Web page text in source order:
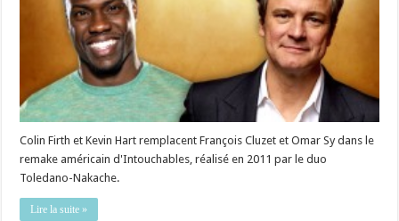
Colin Firth et Kevin Hart remplacent François Cluzet et Omar Sy dans le
remake américain d'Intouchables, réalisé en 2011 par le duo
Toledano-Nakache.
Lire la suite »